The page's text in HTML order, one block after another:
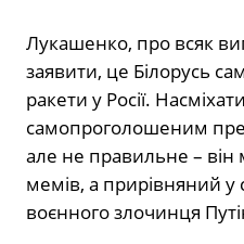
Лукашенко, про всяк
заявити, це Білорусь
ракети у Росії.
самопроголошеним
але не правильне – він
мемів, а прирівняний у
воєнного злочинця